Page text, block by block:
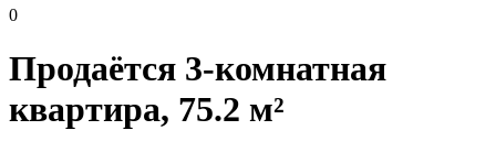
0
Продаётся 3-комнатная
квартира, 75.2 м²